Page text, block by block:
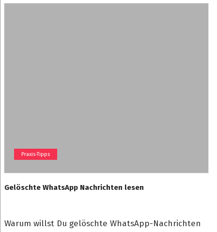
Praxis-Tipps
Gelöschte WhatsApp Nachrichten lesen
Warum willst Du gelöschte WhatsApp-Nachrichten